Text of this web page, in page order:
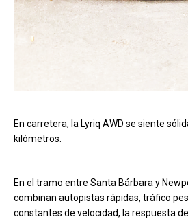
En carretera, la Lyriq AWD se siente
kilómetros.
En el tramo entre Santa Bárbara y
combinan autopistas rápidas, tráfico
constantes de velocidad, la respuesta